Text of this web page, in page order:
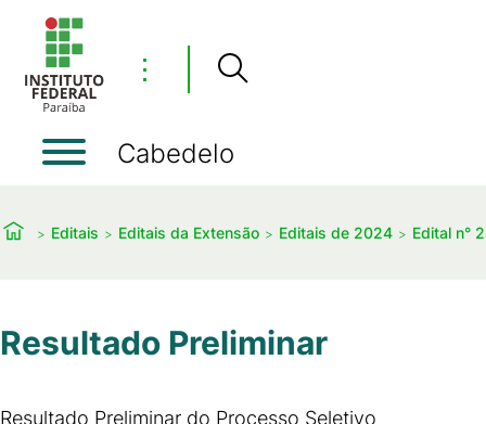
⋮
Cabedelo
Editais Editais da Extensão Editais de 2024 Edital n°
Resultado Preliminar
Resultado Preliminar do Processo Seletivo